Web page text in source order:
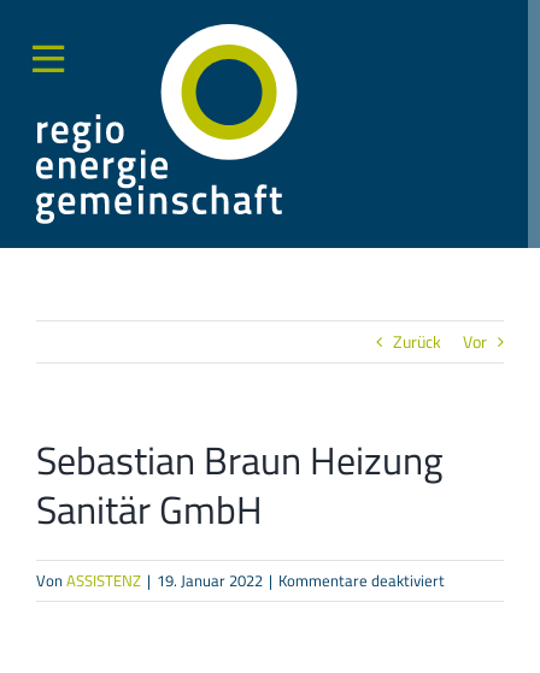
Inhalt
springen
Zurück Vor
Sebastian Braun Heizung
Sanitär GmbH
VonASSISTENZ | 19. Januar 2022 | Kommentare deaktiviertfür
Sebastian
Sliding